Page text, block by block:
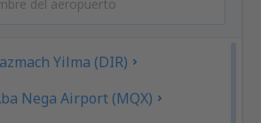
Yilma (DIR)
Nega Airport (MQX)